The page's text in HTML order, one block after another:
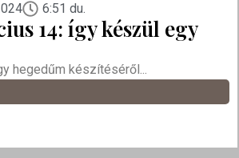
6:51 du.
14: így készül egy
hegedűm készítéséről...